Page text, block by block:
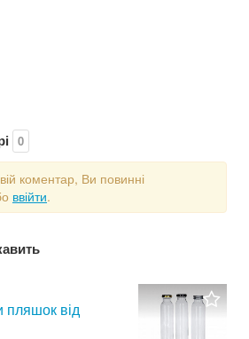
0
коментар, Ви повинні
ввійти.
пляшок від